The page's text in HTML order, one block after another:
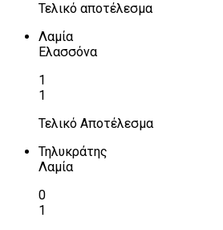
Τελικό αποτέλεσμα
Λαμία
Ελασσόνα
1
1
Τελικό Αποτέλεσμα
Τηλυκράτης
Λαμία
0
1